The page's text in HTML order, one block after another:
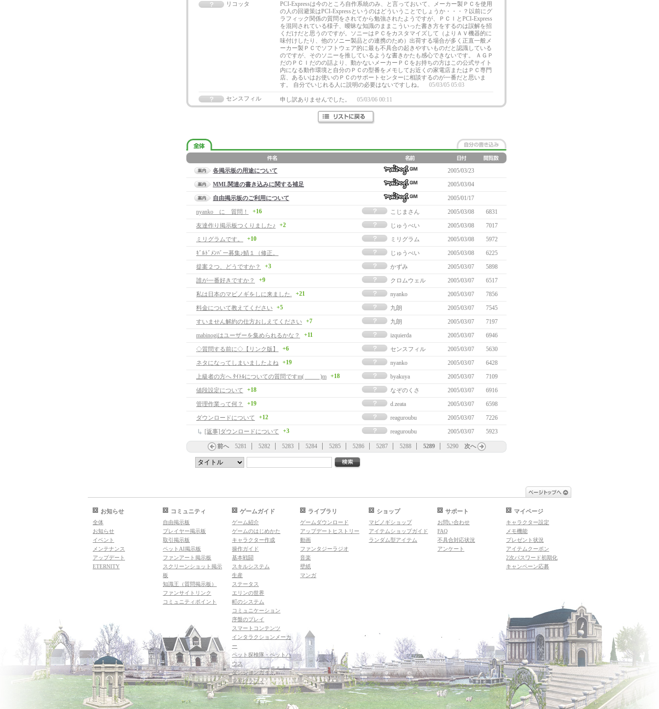
リコッタ
PCI-Expressは今のところ自作系統のみ、と言っておいて、メーカー製ＰＣを使用
の人の回避策はPCI-Expressというのはどういうことでしょうか・・・？以前にグ
ラフィック関係の質問をされてから勉強されたようですが、ＰＣＩとPCI-Express
を混同されている様子、曖昧な知識のままこういった書き方をするのは誤解を招
くだけだと思うのですが。ソニーはＰＣをカスタマイズして（よりＡＶ機器的に
味付けしたり、他のソニー製品との連携のため）出荷する場合が多く正直一般メ
ーカー製ＰＣでソフトウェア的に最も不具合の起きやすいものだと認識している
のですが、そのソニーを推しているような書きかたも感心できないです。 ＡＧＰ
だのＰＣＩだのの話より、動かないメーカーＰＣをお持ちの方はこの公式サイト
内になる動作環境と自分のＰＣの型番をメモしてお近くの家電店またはＰＣ専門
店、あるいはお使いのＰＣのサポートセンターに相談するのが一番だと思いま
す。 自分でいじれる人に説明の必要はないですしね。
05/03/05 05:03
センスフィル
申し訳ありませんでした。 05/03/06 00:11
各掲示板の用途について
2005/03/23
MML関連の書き込みに関する補足
2005/03/04
自由掲示板のご利用について
2005/01/17
nyanko に 質問！
+16 こじまさん 2005/03/08
6831
友達作り掲示板つくりました♪
+2 じゅうべい 2005/03/08
7017
ミリグラムです。
+10 ミリグラム 2005/03/08
5972
ｷﾞﾙﾄﾞﾒﾝﾊﾞー募集♪鯖１（修正。
じゅうべい 2005/03/08
6225
提案２つ、どうですか？
+3 かずみ 2005/03/07
5898
誰が一番好きですか？
+9 クロムウェル 2005/03/07
6517
私は日本のマビノギをしに来ました.
+21 nyanko 2005/03/07
7856
料金について教えてください +5 九朗 2005/03/07
7545
すいません解約の仕方おしえてください +7 九朗 2005/03/07
7197
mabinogiはユーザーを集められるかな？
+11 izquierda 2005/03/07
6946
◇質問する前に◇【リンク版】
+6 センスフィル 2005/03/07
5630
ネタになってしまいましたよね +19 nyanko 2005/03/07
6428
上級者の方へ ﾀｲﾄﾙについての質問ですm( __ __ )m +18 byakuya 2005/03/07
7109
値段設定について
+18 なぞのくさ 2005/03/07
6916
管理作業って何？
+19 d.zeata 2005/03/07
6598
ダウンロードについて
+12 reaguroubu 2005/03/07
7226
[返事]ダウンロードについて
+3 reaguroubu 2005/03/07 5923
前へ 5281 5282 5283 5284 5285 5286 5287 5288 5289 5290 次へ
お知らせ
全体
お知らせ
イベント
メンテナンス
アップデート
ETERNITY
コミュニティ
自由掲示板
プレイヤー掲示板
取引掲示板
ペットAI掲示板
ファンアート掲示板
スクリーンショット掲示
板
知識王（質問掲示板）
ファンサイトリンク
コミュニティポイント
ゲームガイド
ゲーム紹介
ゲームのはじめかた
キャラクター作成
操作ガイド
基本戦闘
スキルシステム
生産
ステータス
エリンの世界
町のシステム
コミュニケーション
序盤のプレイ
スマートコンテンツ
インタラクションメーカ
ー
ペット探検隊・ペットハ
ウス
ダンジョンガイド
マギグラフィ
ライブラリ
ゲームダウンロード
アップデートヒストリー
動画
ファンタジーラジオ
音楽
壁紙
マンガ
ショップ
マビノギショップ
アイテムショップガイド
ランダム型アイテム
サポート
お問い合わせ
FAQ
不具合対応状況
アンケート
マイページ
キャラクター設定
メモ機能
プレゼント状況
アイテムクーポン
2次パスワード初期化
キャンペーン応募